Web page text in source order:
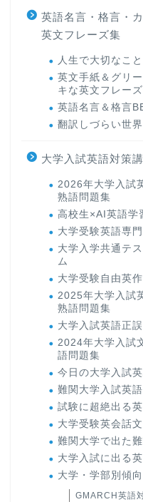
英語名言・格言・
英文フレーズ集
人生で大切なこ
英文手紙＆グリ
キな英文フレー
英語名言＆格言
翻訳しづらい世
大学入試英語対策
2026年大学入試
熟語問題集
高校生×AI英語学
大学受験英語専門
大学入学共通テ
ム
大学受験自由英
2025年大学入試
熟語問題集
大学入試英語正
2024年大学入試
語問題集
今日の大学入試
難関大学入試英
試験に超絶出る
大学受験英会話
難関大学で出た
大学入試に出る
大学・学部別傾
GMARCH英語